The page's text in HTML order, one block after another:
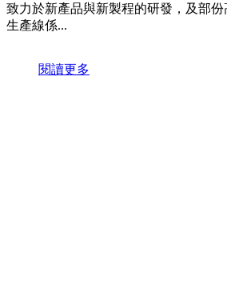
致力於新產品與新製程的研發，及部份
生產線係...
閱讀更多